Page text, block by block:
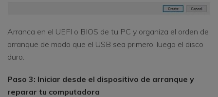
Arranca en el UEFI o BIOS de tu PC y organiza el orden de
arranque de modo que el USB sea primero, luego el disco
duro.
Paso 3: Iniciar desde el dispositivo de arranque y
reparar tu computadora